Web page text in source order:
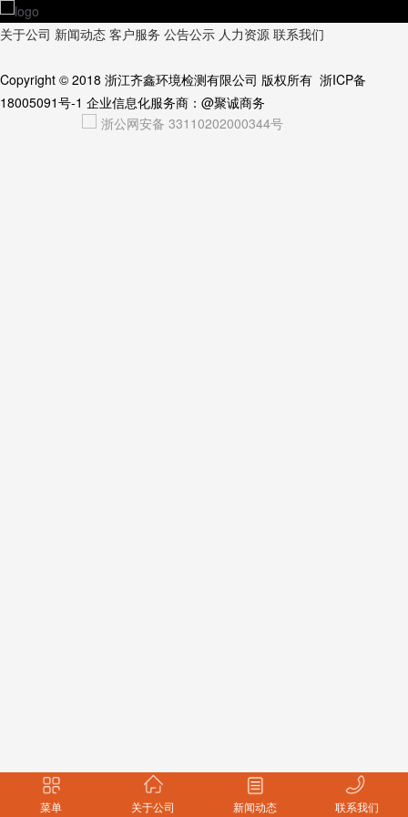
关于公司 新闻动态 客户服务 公告公示 人力资源 联系我们
Copyright © 2018 浙江齐鑫环境检测有限公司 版权所有 浙ICP备
18005091号-1 企业信息化服务商： @聚诚商务
浙公网安备 33110202000344号
菜单 关于公司 新闻动态 联系我们